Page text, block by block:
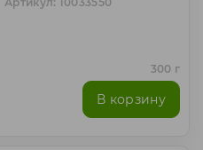
300 г
В корзину